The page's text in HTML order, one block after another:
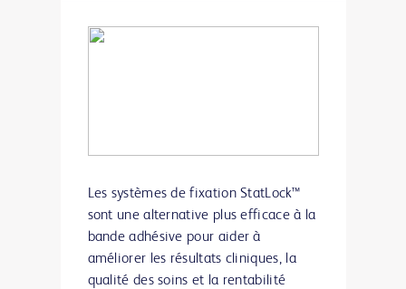
Les systèmes de fixation StatLock™
sont une alternative plus efficace à la
bande adhésive pour aider à
améliorer les résultats cliniques, la
qualité des soins et la rentabilité